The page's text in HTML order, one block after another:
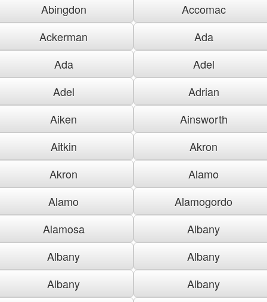
Abingdon
Accomac
Ackerman
Ada
Ada
Adel
Adel
Adrian
Aiken
Ainsworth
Aitkin
Akron
Akron
Alamo
Alamo
Alamogordo
Alamosa
Albany
Albany
Albany
Albany
Albany